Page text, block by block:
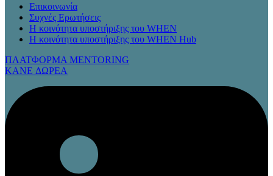
Επικοινωνία
Συχνές Ερωτήσεις
Η κοινότητα υποστήριξης του WHEN
Η κοινότητα υποστήριξης του WHEN Hub
ΠΛΑΤΦΟΡΜΑ MENTORING
KANE ΔΩΡΕΑ